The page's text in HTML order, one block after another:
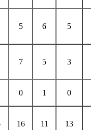
5 6 5
7 5 3
0 1 0
16 11 13